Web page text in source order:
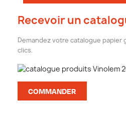
Recevoir un
Demandez votre catalogue
clics.
COMMANDER